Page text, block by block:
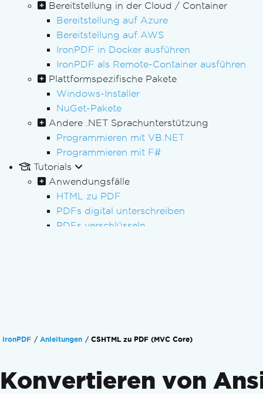
Bereitstellung in der Cloud / Container
Bereitstellung auf Azure
Bereitstellung auf AWS
IronPDF in Docker ausführen
IronPDF als Remote-Container ausführen
Plattformspezifische Pakete
Windows-Installer
NuGet-Pakete
Andere .NET Sprachunterstützung
Programmieren mit VB.NET
Programmieren mit F#
Tutorials
Anwendungsfälle
HTML zu PDF
PDFs digital unterschreiben
PDFs verschlüsseln
PDF-Barrierefreiheit (PDF/UA)
Funktionsanleitungen
PDFs erstellen
IronPDF Anleitungen CSHTML zu PDF (MVC Core)
Konvertieren von